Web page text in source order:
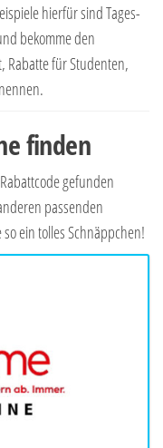
hierfür sind Tages-
bekomme den
Rabatte für Studenten,
finden
gefunden
passenden
ein tolles Schnäppchen!